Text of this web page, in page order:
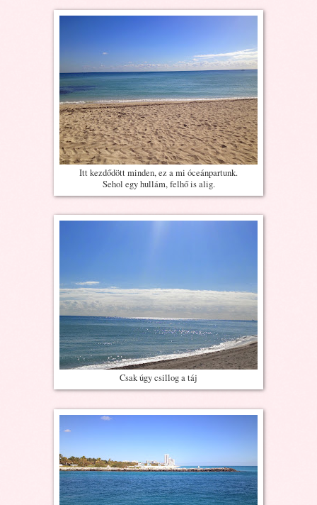
Itt kezdődött minden, ez a mi óceánpartunk.
Sehol egy hullám, felhő is alig.
Csak úgy csillog a táj